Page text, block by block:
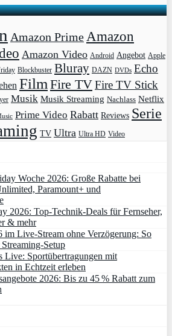
Amazon Prime Amazon
Amazon Video Android Angebot Apple
Blockbuster Bluray DAZN DVDs Echo
Film Fire TVFire TV Stick
Musik Musik Streaming Nachlass Netflix
Prime Video Rabatt Reviews Serie
TV Ultra Ultra HD Video
Woche 2026: Große Rabatte bei
Paramount+ und
2026: Top-Technik-Deals für Fernseher,
& mehr
Live-Stream ohne Verzögerung: So
Setup
Live: Sportübertragungen mit
in Echtzeit erleben
2026: Bis zu 45 % Rabatt zum